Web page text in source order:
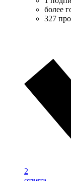
более
327
2